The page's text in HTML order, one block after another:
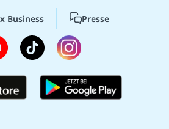
Business Presse